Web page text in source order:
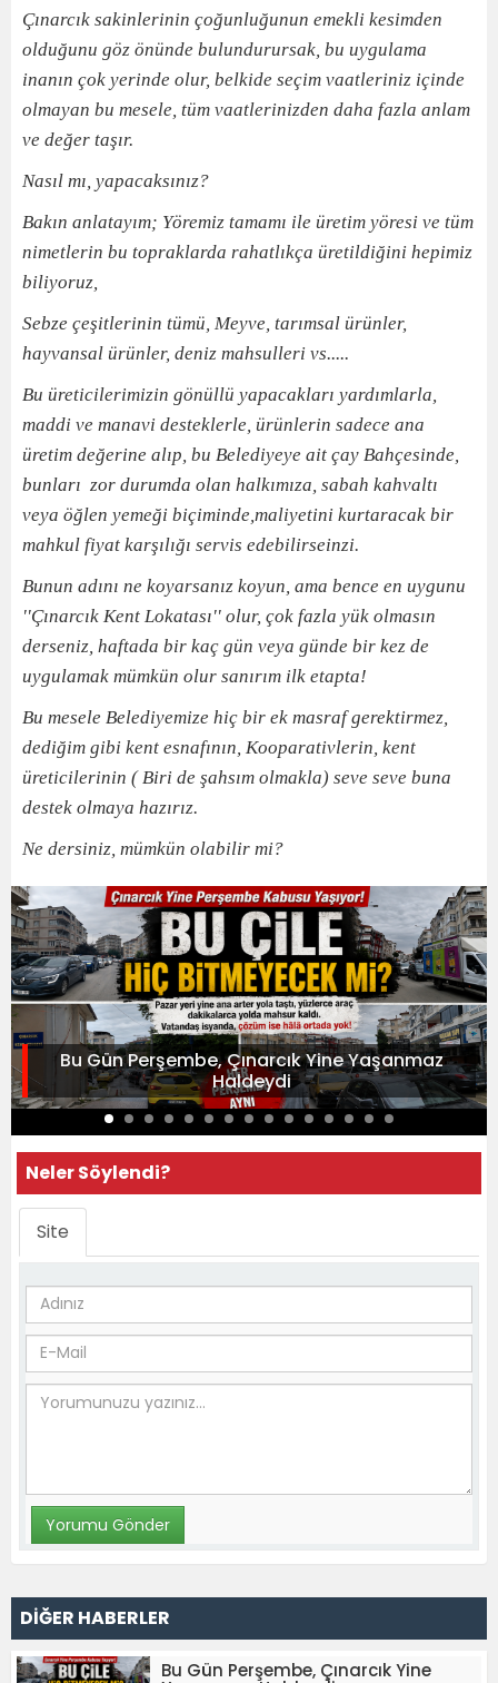
Çınarcık sakinlerinin çoğunluğunun emekli kesimden
olduğunu göz önünde bulundurursak, bu uygulama
inanın çok yerinde olur, belkide seçim vaatleriniz içinde
olmayan bu mesele, tüm vaatlerinizden daha fazla anlam
ve değer taşır.
Nasıl mı, yapacaksınız?
Bakın anlatayım; Yöremiz tamamı ile üretim yöresi ve tüm
nimetlerin bu topraklarda rahatlıkça üretildiğini hepimiz
biliyoruz,
Sebze çeşitlerinin tümü, Meyve, tarımsal ürünler,
hayvansal ürünler, deniz mahsulleri vs.....
Bu üreticilerimizin gönüllü yapacakları yardımlarla,
maddi ve manavi desteklerle, ürünlerin sadece ana
üretim değerine alıp, bu Belediyeye ait çay Bahçesinde,
bunları zor durumda olan halkımıza, sabah kahvaltı
veya öğlen yemeği biçiminde,maliyetini kurtaracak bir
mahkul fiyat karşılığı servis edebilirseinzi.
Bunun adını ne koyarsanız koyun, ama bence en uygunu
''Çınarcık Kent Lokatası'' olur, çok fazla yük olmasın
derseniz, haftada bir kaç gün veya günde bir kez de
uygulamak mümkün olur sanırım ilk etapta!
Bu mesele Belediyemize hiç bir ek masraf gerektirmez,
dediğim gibi kent esnafının, Kooparativlerin, kent
üreticilerinin ( Biri de şahsım olmakla) seve seve buna
destek olmaya hazırız.
Ne dersiniz, mümkün olabilir mi?
Bu Gün Perşembe, Çınarcık Yine Yaşanmaz
Haldeydi
Neler Söylendi?
Site
DİĞER HABERLER
Bu Gün Perşembe, Çınarcık Yine